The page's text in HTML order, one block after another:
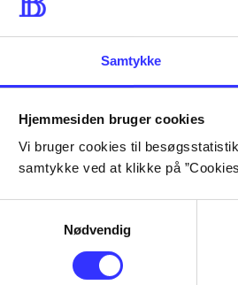
Samtykke
Hjemmesiden bruger cookies
Vi bruger cookies til
samtykke ved at klikke på
Nødvendig